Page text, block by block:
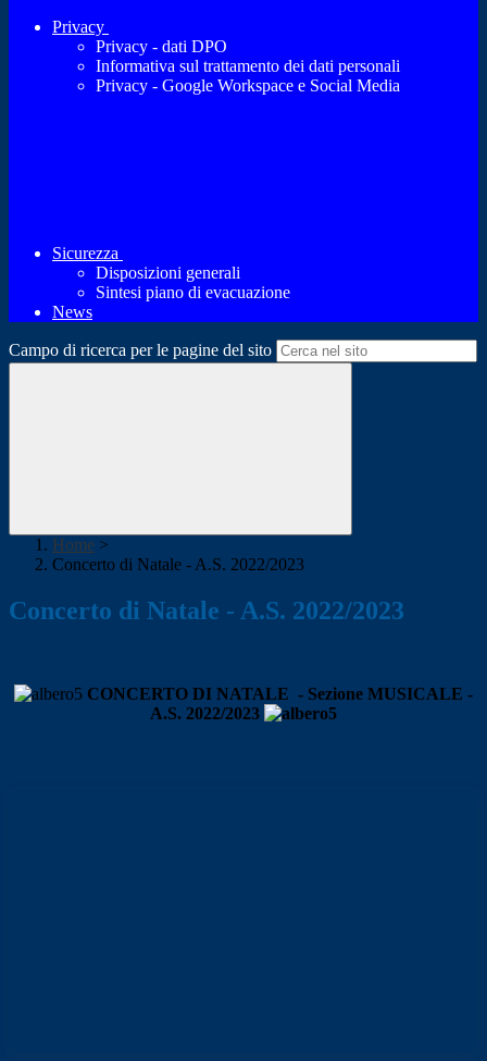
Privacy
Privacy - dati DPO
Informativa sul trattamento dei dati personali
Privacy - Google Workspace e Social Media
Sicurezza
Disposizioni generali
Sintesi piano di evacuazione
News
Campo di ricerca per le pagine del sito
Home >
Concerto di Natale - A.S. 2022/2023
Concerto di Natale - A.S. 2022/2023
CONCERTO DI NATALE - Sezione MUSICALE -
A.S. 2022/2023